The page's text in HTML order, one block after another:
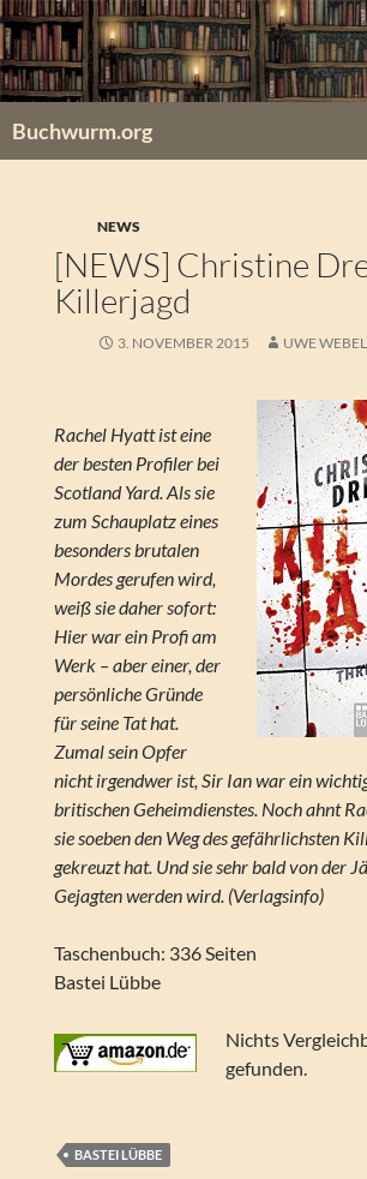
Zum
Inhalt
springen
Buchwurm.org
NEWS
[NEWS] Christine
Killerjagd
3. NOVEMBER 2015 UWE WEBEL
Rachel Hyatt ist eine
der besten Profiler bei
Scotland Yard. Als sie
zum Schauplatz eines
besonders brutalen
Mordes gerufen wird,
weiß sie daher sofort:
Hier war ein Profi am
Werk – aber einer, der
persönliche Gründe
für seine Tat hat.
Zumal sein Opfer
nicht irgendwer ist, Sir Ian war ein
britischen Geheimdienstes. Noch ahnt
sie soeben den Weg des gefährlichsten
gekreuzt hat. Und sie sehr bald von der
Gejagten werden wird. (Verlagsinfo)
Taschenbuch: 336 Seiten
Bastei Lübbe
Nichts
gefunden.
BASTEI LÜBBE